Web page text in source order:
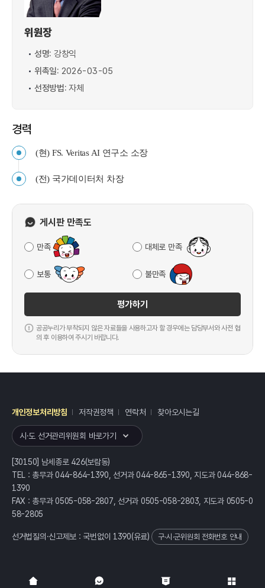
위원장
성명: 강창익
위촉일: 2026-03-05
선정방법: 자체
경력
(현) FS. Veritas AI 연구소 소장
(전) 국가데이터처 차장
게시판 만족도
만족 대체로 만족
보통 불만족
평가하기
공공누리가 부착되지 않은 자료들을 사용하고자 할 경우에는 담당부서와 사전 협
의 후 이용하여 주시기 바랍니다.
개인정보처리방침 저작권정책 연락처 찾아오시는길
시·도 선거관리위원회 바로가기
[30150] 남세종로 426(보람동)
TEL : 총무과 044-864-1390, 선거과 044-865-1390, 지도과 044-868-
1390
FAX : 총무과 0505-058-2807, 선거과 0505-058-2803, 지도과 0505-0
58-2805
선거법질의·신고제보 : 국번없이 1390(유료) 구·시·군위원회 전화번호 안내